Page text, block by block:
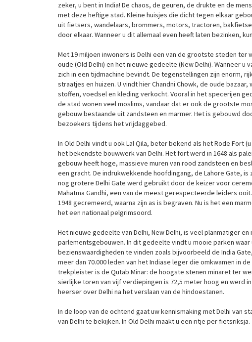
zeker, u bent in India! De chaos, de geuren, de drukte en de
met deze heftige stad. Kleine huisjes die dicht tegen elkaar
uit fietsers, wandelaars, brommers, motors, tractoren,
door elkaar. Wanneer u dit allemaal even heeft laten bezinken,
Met 19 miljoen inwoners is Delhi een van de grootste steden
oude (Old Delhi) en het nieuwe gedeelte (New Delhi). Wanneer
zich in een tijdmachine bevindt. De tegenstellingen zijn enorm,
straatjes en huizen. U vindt hier Chandni Chowk, de oude
stoffen, voedsel en kleding verkocht. Vooral in het specerijen
de stad wonen veel moslims, vandaar dat er ook de grootste
gebouw bestaande uit zandsteen en marmer. Het is gebouwd
bezoekers tijdens het vrijdaggebed.
In Old Delhi vindt u ook Lal Qila, beter bekend als het Rode Fort
het bekendste bouwwerk van Delhi. Het fort werd in 1648 als
gebouw heeft hoge, massieve muren van rood zandsteen en
een gracht. De indrukwekkende hoofdingang, de Lahore Gate,
nog grotere Delhi Gate werd gebruikt door de keizer voor
Mahatma Gandhi, een van de meest gerespecteerde leiders
1948 gecremeerd, waarna zijn as is begraven. Nu is het een
het een nationaal pelgrimsoord.
Het nieuwe gedeelte van Delhi, New Delhi, is veel planmatiger
parlementsgebouwen. In dit gedeelte vindt u mooie parken
bezienswaardigheden te vinden zoals bijvoorbeeld de India
meer dan 70.000 leden van het Indiase leger die omkwamen in
trekpleister is de Qutab Minar: de hoogste stenen minaret ter
sierlijke toren van vijf verdiepingen is 72,5 meter hoog en werd
heerser over Delhi na het verslaan van de hindoestanen.
In de loop van de ochtend gaat uw kennismaking met Delhi van
van Delhi te bekijken. In Old Delhi maakt u een ritje per fietsriksja.